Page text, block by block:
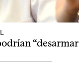
“desarmar